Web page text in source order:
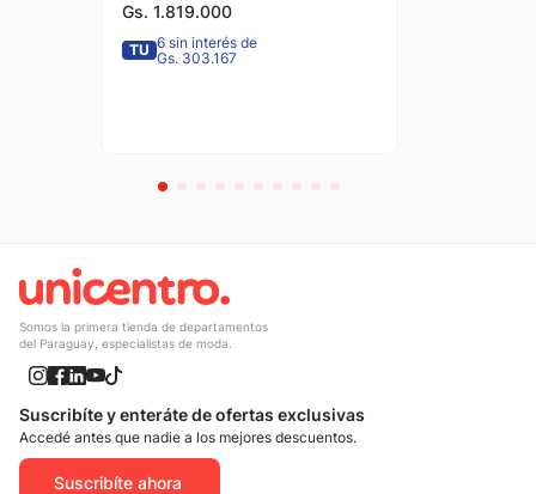
Gs. 1.819.000
TU 6 sin interés de
Gs. 303.167
Somos la primera tienda de departamentos
del Paraguay, especialistas de moda.
Suscribíte y enteráte de ofertas exclusivas
Accedé antes que nadie a los mejores descuentos.
Suscribíte ahora